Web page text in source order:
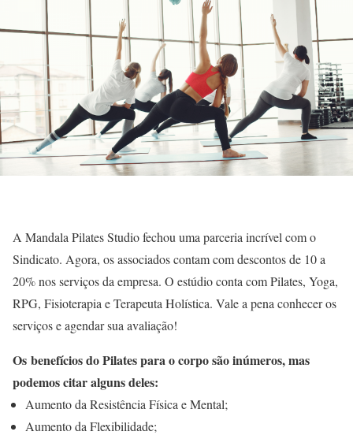
A Mandala Pilates Studio fechou uma parceria incrível com o
Sindicato. Agora, os associados contam com descontos de 10 a
20% nos serviços da empresa. O estúdio conta com Pilates, Yoga,
RPG, Fisioterapia e Terapeuta Holística. Vale a pena conhecer os
serviços e agendar sua avaliação!
Os benefícios do Pilates para o corpo são inúmeros, mas
podemos citar alguns deles:
Aumento da Resistência Física e Mental;
Aumento da Flexibilidade;